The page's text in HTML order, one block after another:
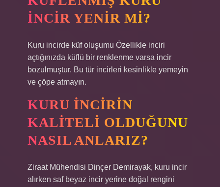
INCIR YENIR MI?
Kuru incirde küf oluşumu Özellikle inciri
açtığınızda küflü bir renklenme varsa incir
bozulmuştur. Bu tür incirleri kesinlikle yemeyin
ve çöpe atmayın.
KURU INCIRIN
KALITELI OLDUĞUNU
NASIL ANLARIZ?
Ziraat Mühendisi Dinçer Demirayak, kuru incir
alırken saf beyaz incir yerine doğal rengini